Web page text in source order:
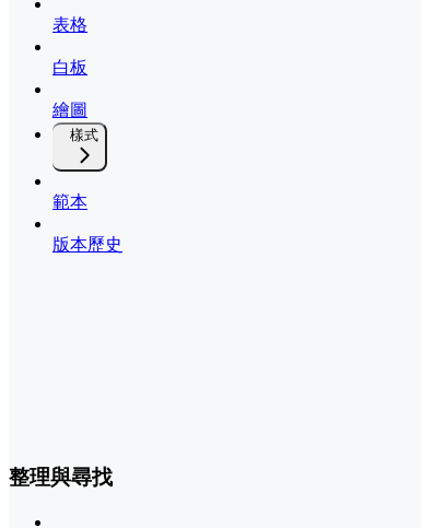
表格
白板
繪圖
樣式
範本
版本歷史
整理與尋找